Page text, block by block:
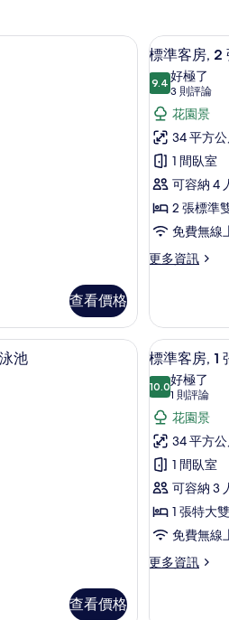
書桌、筆電工作空間、遮光布/窗簾
查看價格
顯
示
標
準
客
房,
2
張
標
準
床,
陽
台
的
所
有
相
片
8
標準客房, 2
9.49.4 分，滿分
好極了
3 則評論
(3
則
評
論)
花園景
34 平方公
1 間臥室
可容納 4
2 張標準
免費無線
更多資訊
更
客
房,
2
標
雙
人
床,
陽
台
詳
情
書桌、筆電工作空間、遮光布/窗簾
池
查看價格
顯
示
標
準
客
房,
1
張
特
大
6
標準客房, 1
10.010.0 分，滿分
好極了
1 則評論
(1
則
評
論)
花園景
34 平方公
1 間臥室
可容納 3
1 張特大
免費無線
更多資訊
更